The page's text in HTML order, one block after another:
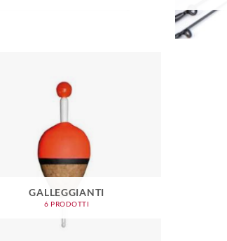
GALLEGGIANTI
6 PRODOTTI